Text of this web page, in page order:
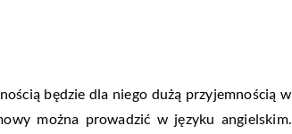
będzie dla niego dużą przyjemnością w
można prowadzić w języku angielskim.